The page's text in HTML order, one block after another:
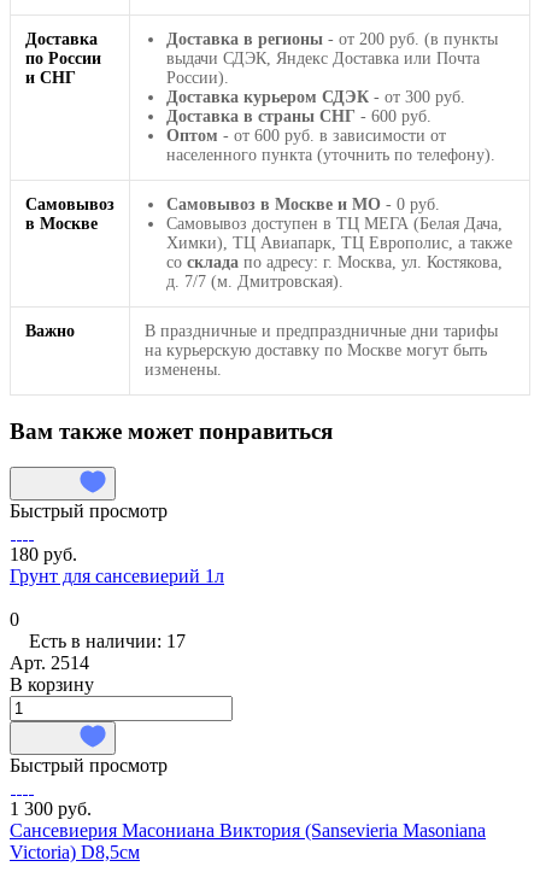
Доставка
по России
и СНГ
Доставка в регионы - от 200 руб. (в пункты
выдачи СДЭК, Яндекс Доставка или Почта
России).
Доставка курьером СДЭК - от 300 руб.
Доставка в страны СНГ - 600 руб.
Оптом - от 600 руб. в зависимости от
населенного пункта (уточнить по телефону).
Самовывоз
в Москве
Самовывоз в Москве и МО - 0 руб.
Самовывоз доступен в ТЦ МЕГА (Белая Дача,
Химки), ТЦ Авиапарк, ТЦ Европолис, а также
со склада по адресу: г. Москва, ул. Костякова,
д. 7/7 (м. Дмитровская).
Важно
В праздничные и предпраздничные дни тарифы
на курьерскую доставку по Москве могут быть
изменены.
Вам также может понравиться
Быстрый просмотр
180 руб.
Грунт для сансевиерий 1л
0
Есть в наличии: 17
Арт. 2514
В корзину
Быстрый просмотр
1 300 руб.
Сансевиерия Масониана Виктория (Sansevieria Masoniana
Victoria) D8,5см